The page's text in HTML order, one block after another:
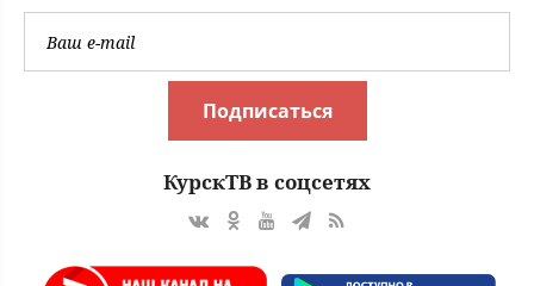
Подписаться
КурскТВ в соцсетях